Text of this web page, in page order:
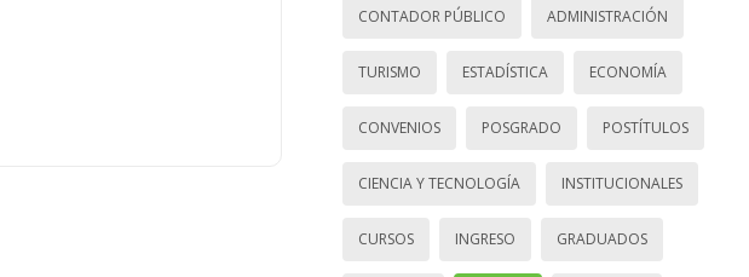
CONTADOR PÚBLICO ADMINISTRACIÓN
TURISMO ESTADÍSTICA ECONOMÍA
CONVENIOS POSGRADO POSTÍTULOS
CIENCIA Y TECNOLOGÍA INSTITUCIONALES
CURSOS INGRESO GRADUADOS